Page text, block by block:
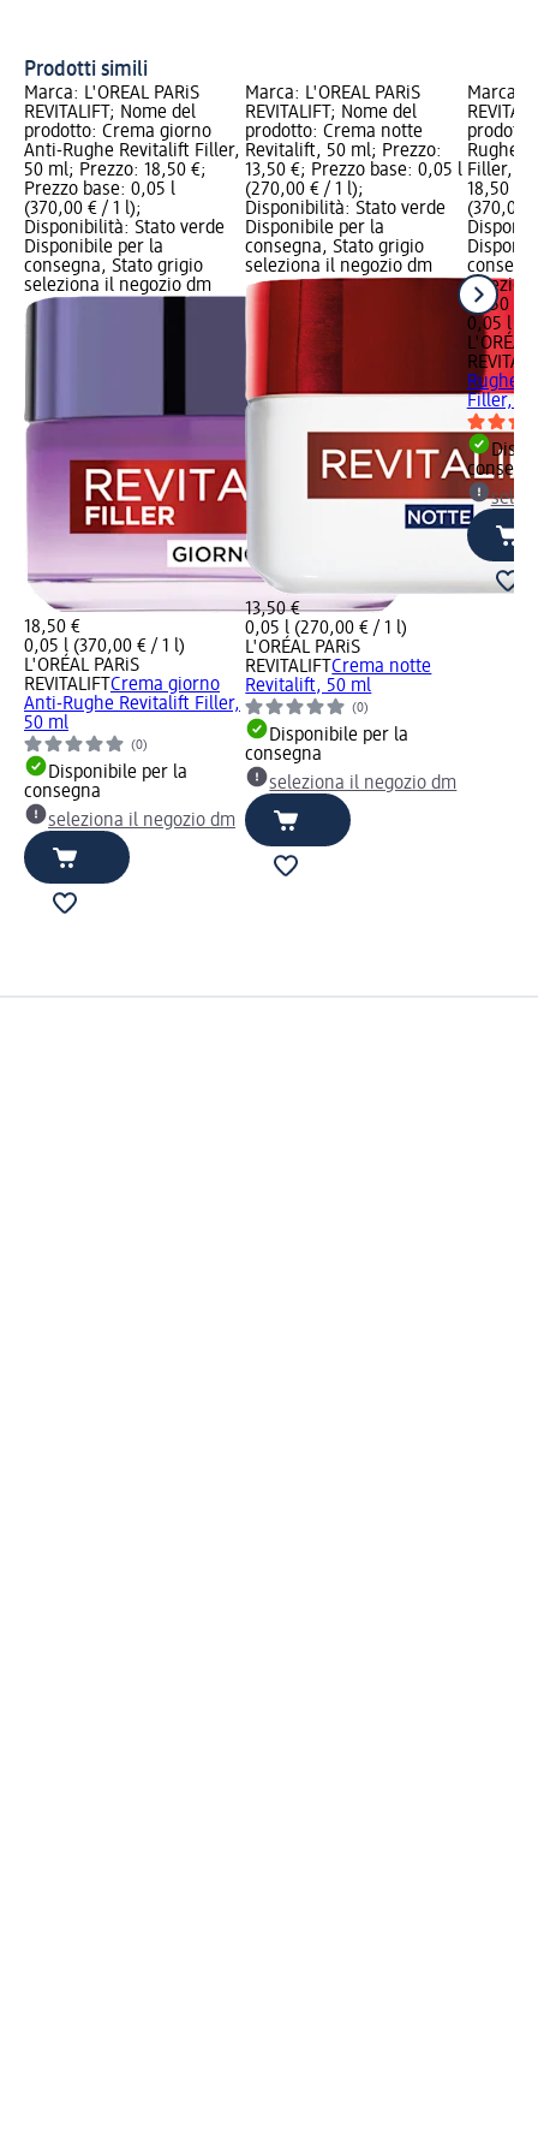
Prodotti simili
Marca: L'ORÉAL PARiS
REVITALIFT; Nome del
prodotto: Crema giorno
Anti-Rughe Revitalift Filler,
50 ml; Prezzo: 18,50 €;
Prezzo base: 0,05 l
(370,00 € / 1 l);
Disponibilità: Stato verde
Disponibile per la
consegna, Stato grigio
seleziona il negozio dm
18,50 €
0,05 l (370,00 € / 1 l)
L'ORÉAL PARiS
REVITALIFT Crema giorno
Anti-Rughe Revitalift Filler,
50 ml
(0)
Disponibile per la
consegna
seleziona il negozio dm
Marca: L'ORÉAL PARiS
REVITALIFT; Nome del
prodotto: Crema notte
Revitalift, 50 ml; Prezzo:
13,50 €; Prezzo base: 0,05 l
(270,00 € / 1 l);
Disponibilità: Stato verde
Disponibile per la
consegna, Stato grigio
seleziona il negozio dm
13,50 €
0,05 l (270,00 € / 1 l)
L'ORÉAL PARiS
REVITALIFTCrema notte
Revitalift, 50 ml
(0)
Disponibile per la
consegna
seleziona il negozio dm
Marca:
Rughe
Filler,
18,50 €;
(370,00
18,50 €
0,05 l
L'ORÉAL
Rughe
Filler,